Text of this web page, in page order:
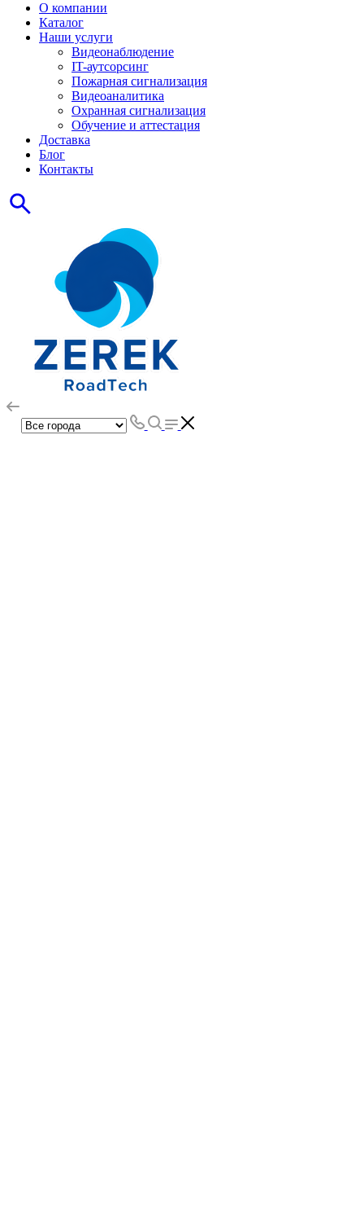
О компании
Каталог
Наши услуги
Видеонаблюдение
IT-аутсорсинг
Пожарная сигнализация
Видеоаналитика
Охранная сигнализация
Обучение и аттестация
Доставка
Блог
Контакты